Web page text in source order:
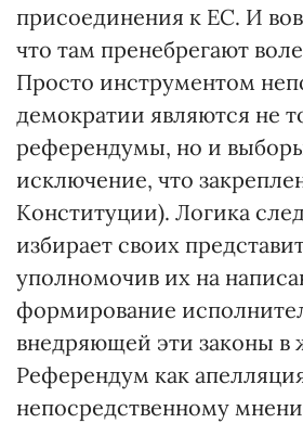
присоединения к ЕС. И
что там пренебрегают
Просто инструментом
демократии являются не
референдумы, но и
исключение, что
Конституции). Логика
избирает своих
уполномочив их на
формирование
внедряющей эти законы в
Референдум как
непосредственному